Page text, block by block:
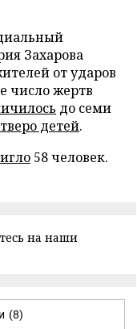
Захарова
от ударов
число жертв
до семи
детей.
58 человек.
на наши
(8)